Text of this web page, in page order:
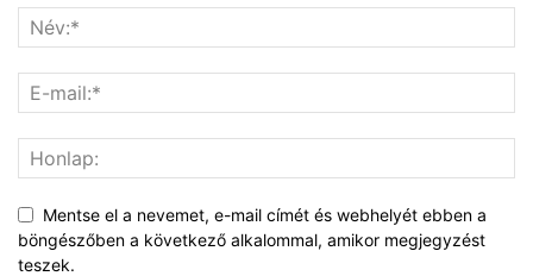
Mentse el a nevemet, e-mail címét és webhelyét ebben a
böngészőben a következő alkalommal, amikor megjegyzést
teszek.